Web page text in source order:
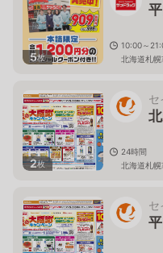
5枚
10:00～
北海道札
2枚
セ
24時間
北海道札
セ